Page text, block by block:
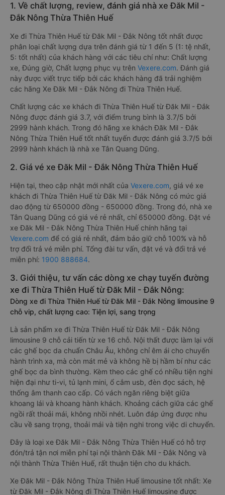
1. Về chất lượng, review, đánh giá nhà xe Đăk Mil -
Đắk Nông Thừa Thiên Huế
Xe đi Thừa Thiên Huế từ Đăk Mil - Đắk Nông tốt nhất được
phân loại chất lượng dựa trên đánh giá từ 1 đến 5 (1: tệ nhất,
5: tốt nhất) của khách hàng với các tiêu chí như: Chất lượng
xe, Đúng giờ, Chất lượng phục vụ trên Vexere.com. Đánh giá
này được viết trực tiếp bởi các khách hàng đã trải nghiệm
các hãng Xe Đăk Mil - Đắk Nông đi Thừa Thiên Huế.
Chất lượng các xe khách đi Thừa Thiên Huế từ Đăk Mil - Đắk
Nông được đánh giá 3.7, với điểm trung bình là 3.7/5 bởi
2999 hành khách. Trong đó hãng xe khách Đăk Mil - Đắk
Nông Thừa Thiên Huế tốt nhất tuyến được đánh giá 3.7/5 bởi
2999 hành khách là nhà xe Tân Quang Dũng.
2. Giá vé xe Đăk Mil - Đắk Nông Thừa Thiên Huế
Hiện tại, theo cập nhật mới nhất của Vexere.com, giá vé xe
khách đi Thừa Thiên Huế từ Đăk Mil - Đắk Nông có mức giá
dao động từ 650000 đồng - 650000 đồng. Trong đó, nhà xe
Tân Quang Dũng có giá vé rẻ nhất, chỉ 650000 đồng. Đặt vé
xe Đăk Mil - Đắk Nông Thừa Thiên Huế chính hãng tại
Vexere.com để có giá rẻ nhất, đảm bảo giữ chỗ 100% và hỗ
trợ đổi trả vé miễn phí. Tổng đài tư vấn, đặt vé và đổi trả vé
miễn phí: 1900 888684.
3. Giới thiệu, tư vấn các dòng xe chạy tuyến đường
xe đi Thừa Thiên Huế từ Đăk Mil - Đắk Nông:
Dòng xe đi Thừa Thiên Huế từ Đăk Mil - Đắk Nông limousine 9
chỗ vip, chất lượng cao: Tiện lợi, sang trọng
Là sản phẩm xe đi Thừa Thiên Huế từ Đăk Mil - Đắk Nông
limousine 9 chỗ cải tiến từ xe 16 chỗ. Nội thất được làm lại với
các ghế bọc da chuẩn Châu Âu, không chỉ êm ái cho chuyến
hành trình xa, mà còn mát mẻ và không hề bị hầm bí như các
ghế bọc da bình thường. Kèm theo các ghế có nhiều tiện nghi
hiện đại như ti-vi, tủ lạnh mini, ổ cắm usb, đèn đọc sách, hệ
thống âm thanh cao cấp. Có vách ngăn riêng biệt giữa
khoang lái và khoang hành khách. Khoảng cách giữa các ghế
ngồi rất thoải mái, không nhồi nhét. Luôn đáp ứng được nhu
cầu về sang trọng, thoải mái và tiện nghi trong việc di chuyển.
Đây là loại xe Đăk Mil - Đắk Nông Thừa Thiên Huế có hỗ trợ
đón/trả tận nơi miễn phí tại nội thành Đăk Mil - Đắk Nông và
nội thành Thừa Thiên Huế, rất thuận tiện cho du khách.
Xe Đăk Mil - Đắk Nông Thừa Thiên Huế limousine tốt nhất: Xe
từ Đăk Mil - Đắk Nông đi Thừa Thiên Huế limousine được